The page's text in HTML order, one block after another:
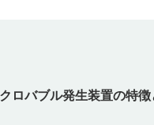
ロバブル発生装置の特